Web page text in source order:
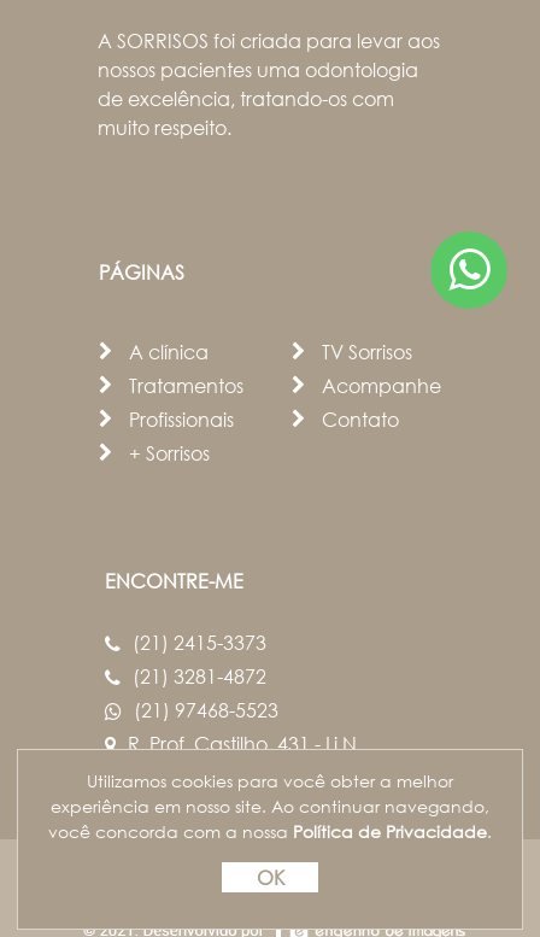
Utilizamos cookies para você obter a melhor
experiência em nosso site. Ao continuar navegando,
você concorda com a nossa Política de Privacidade.
OK
A SORRISOS foi criada para levar aos
nossos pacientes uma odontologia
de excelência, tratando-os com
muito respeito.
PÁGINAS
A clínica
Tratamentos
Profissionais
+ Sorrisos
TV Sorrisos
Acompanhe
Contato
ENCONTRE-ME
(21) 2415-3373
(21) 3281-4872
(21) 97468-5523
R. Prof. Castilho, 431 - Lj.N
Campo Grande
Rio de Janeiro/RJ
Resp. Técnica: Dra Danielle Racca Vianna Vieira |
CRORJ 37865 | EPAO: 4846